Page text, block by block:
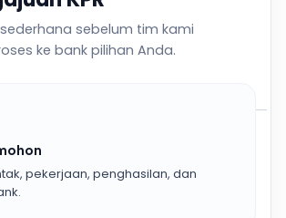
sebelum tim kami
ke bank pilihan Anda.
pekerjaan, penghasilan, dan